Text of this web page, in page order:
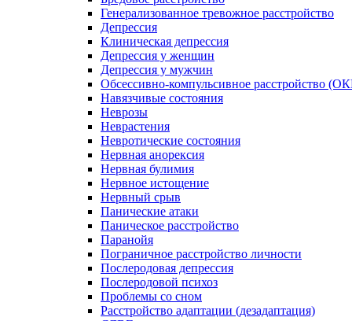
Генерализованное тревожное расстройство
Депрессия
Клиническая депрессия
Депрессия у женщин
Депрессия у мужчин
Обсессивно-компульсивное расстройство
Навязчивые состояния
Неврозы
Неврастения
Невротические состояния
Нервная анорексия
Нервная булимия
Нервное истощение
Нервный срыв
Панические атаки
Паническое расстройство
Паранойя
Пограничное расстройство личности
Послеродовая депрессия
Послеродовой психоз
Проблемы со сном
Расстройство адаптации (дезадаптация)